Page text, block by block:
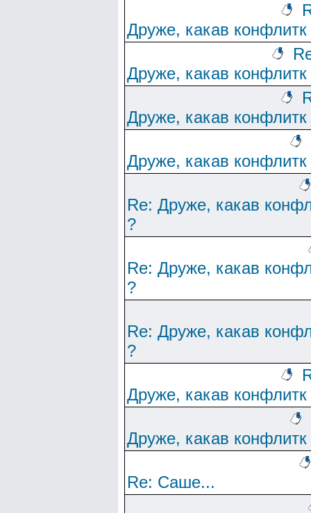
Друже, какав конфлитк
Друже, какав конфлитк
Друже, какав конфлитк
Друже, какав конфлитк
Re: Друже, какав
?
Re: Друже, какав
?
Re: Друже, какав
?
Друже, какав конфлитк
Друже, какав конфлитк
Re: Саше...